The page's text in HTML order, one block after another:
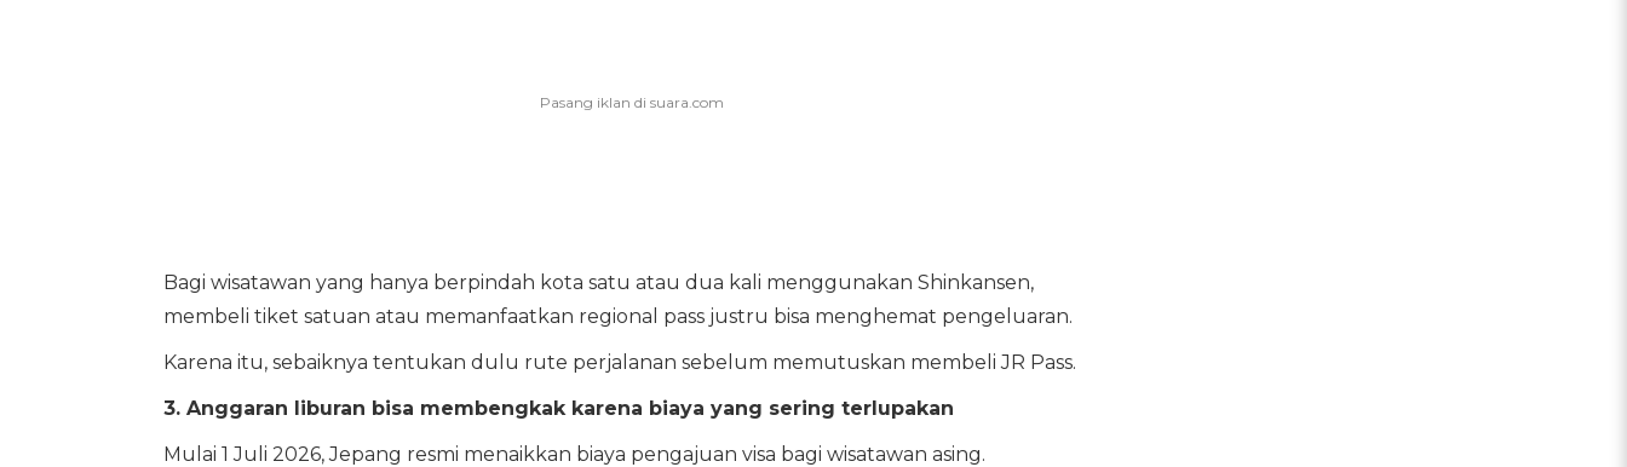
Bagi wisatawan yang hanya berpindah kota satu atau dua kali menggunakan Shinkansen,
membeli tiket satuan atau memanfaatkan regional pass justru bisa menghemat pengeluaran.
Karena itu, sebaiknya tentukan dulu rute perjalanan sebelum memutuskan membeli JR Pass.
3. Anggaran liburan bisa membengkak karena biaya yang sering terlupakan
Mulai 1 Juli 2026, Jepang resmi menaikkan biaya pengajuan visa bagi wisatawan asing.